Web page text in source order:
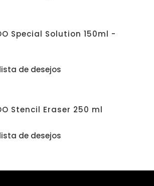
Special Solution 150ml -
de desejos
Stencil Eraser 250 ml
de desejos